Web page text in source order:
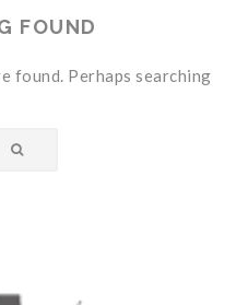
FOUND
found. Perhaps searching